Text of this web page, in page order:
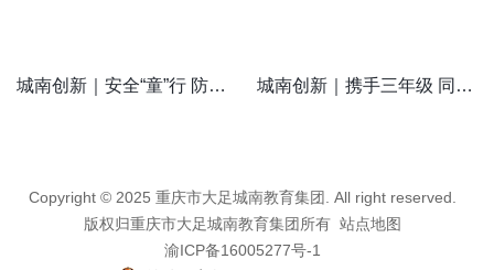
城南创新｜安全“童”行 防患未“燃” 城南创新｜携手三年级 同心伴成长
Copyright © 2025 重庆市大足城南教育集团. All right reserved.
版权归重庆市大足城南教育集团所有 站点地图
渝ICP备16005277号-1